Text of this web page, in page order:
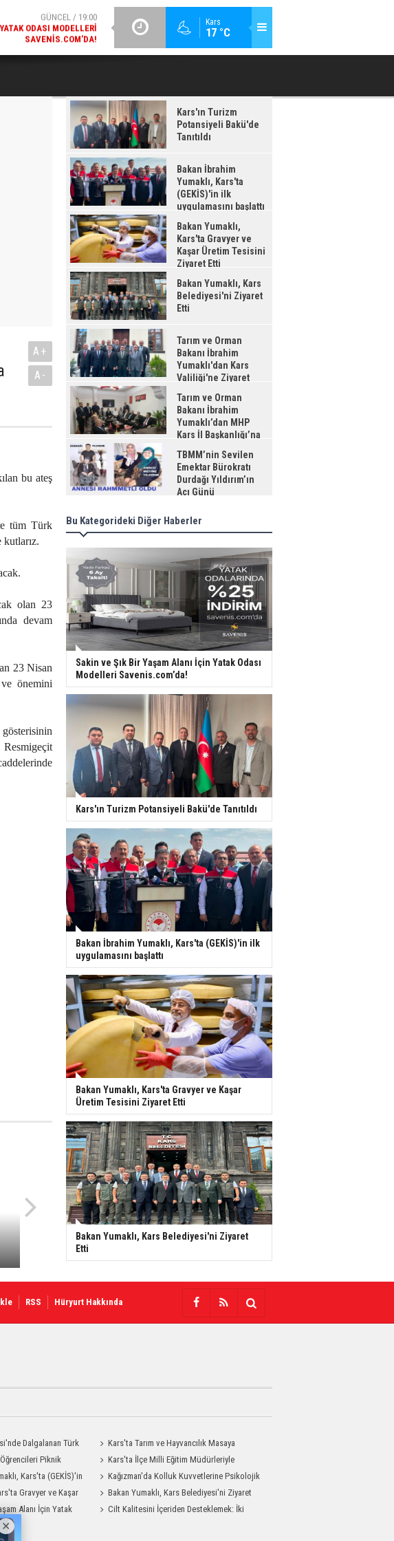
Kars
17 °C
GÜNCEL / 18:38
BAKÜ'DE TANITILDI
BAKAN İBRAHIM YUMAKLI, KARS'TA (GEKİS)'IN ILK
A+
A-
bu ateş
tüm Türk
olan 23
devam
23 Nisan
önemini
Kars'ın Turizm
Potansiyeli Bakü'de
Tanıtıldı
Bakan İbrahim
Yumaklı, Kars'ta
(GEKİS)'in ilk
uygulamasını başlattı
Bakan Yumaklı,
Kars'ta Gravyer ve
Kaşar Üretim Tesisini
Ziyaret Etti
Bakan Yumaklı, Kars
Belediyesi'ni Ziyaret
Etti
Tarım ve Orman
Bakanı İbrahim
Yumaklı'dan Kars
Valiliği'ne Ziyaret
Tarım ve Orman
Bakanı İbrahim
Yumaklı’dan MHP
Kars İl Başkanlığı’na
Ziyaret
TBMM’nin Sevilen
Emektar Bürokratı
Durdağı Yıldırım’ın
Acı Günü
Bu Kategorideki Diğer Haberler
Sakin ve Şık Bir Yaşam Alanı İçin Yatak Odası
Modelleri Savenis.com’da!
Kars'ın Turizm Potansiyeli Bakü'de Tanıtıldı
Bakan İbrahim Yumaklı, Kars'ta (GEKİS)'in ilk
uygulamasını başlattı
Bakan Yumaklı, Kars'ta Gravyer ve Kaşar
Üretim Tesisini Ziyaret Etti
Bakan Yumaklı, Kars Belediyesi'ni Ziyaret
Etti
RSS Hüryurt Hakkında
Dalgalanan Türk
Topladı
Kars'ta Tarım ve Hayvancılık Masaya
Yatırıldı
Piknik
Kars'ta İlçe Milli Eğitim Müdürleriyle
Değerlendirme Toplantısı
Kars'ta (GEKİS)'in
Kağızman'da Kolluk Kuvvetlerine Psikolojik
İlk Yardım Eğitimi
Gravyer ve Kaşar
Etti
Bakan Yumaklı, Kars Belediyesi'ni Ziyaret
Etti
Alanı İçin Yatak
Cilt Kalitesini İçeriden Desteklemek: İki